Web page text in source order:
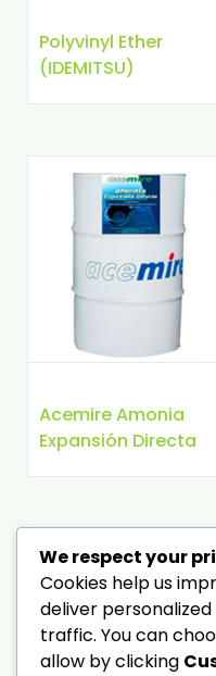
Polyvinyl Ether
(IDEMITSU)
Acemire Amonia
Expansión Directa
Buscar
por:
We respect your
Cookies help us
deliver
traffic. You can
allow by clicking